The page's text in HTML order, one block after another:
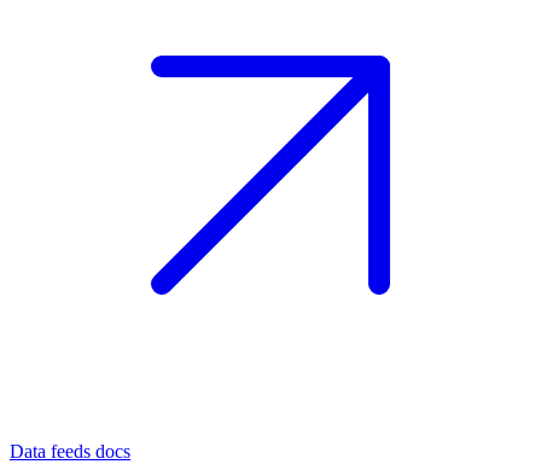
Data feeds docs